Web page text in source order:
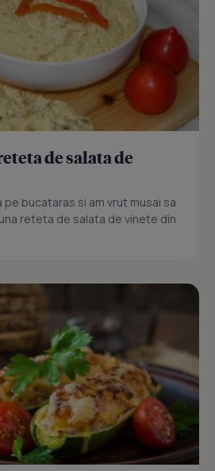
de salata de
bucataras si am vrut musai sa
reteta de salata de vinete din